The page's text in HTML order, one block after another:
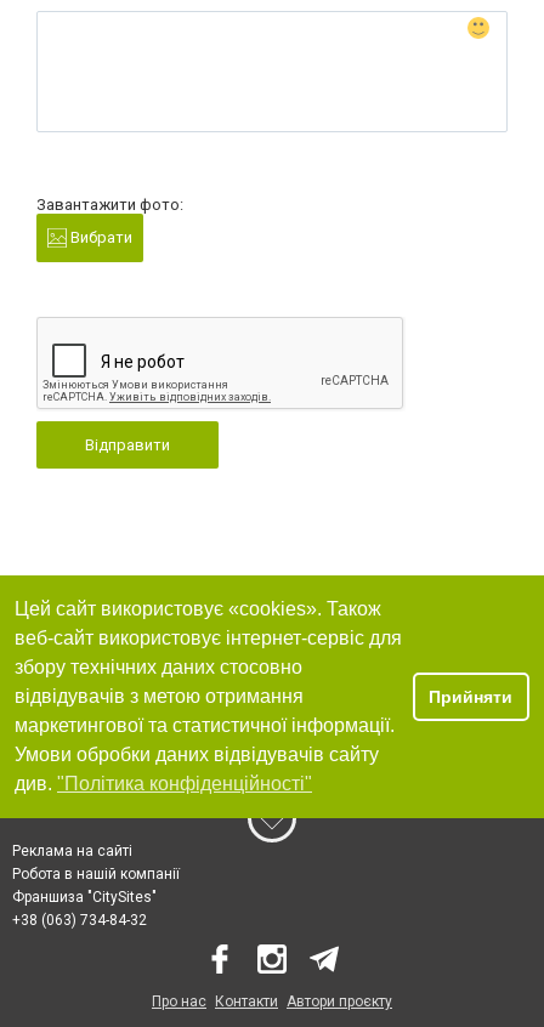
Завантажити фото:
Вибрати
Відправити
Цей сайт використовує «cookies». Також
веб-сайт використовує інтернет-сервіс для
збору технічних даних стосовно
відвідувачів з метою отримання
маркетингової та статистичної інформації.
Умови обробки даних відвідувачів сайту
див. "Політика конфіденційності"
Прийняти
Реклама на сайті
Робота в нашій компанії
Франшиза "CitySites"
+38 (063) 734-84-32
Про нас Контакти Автори проєкту